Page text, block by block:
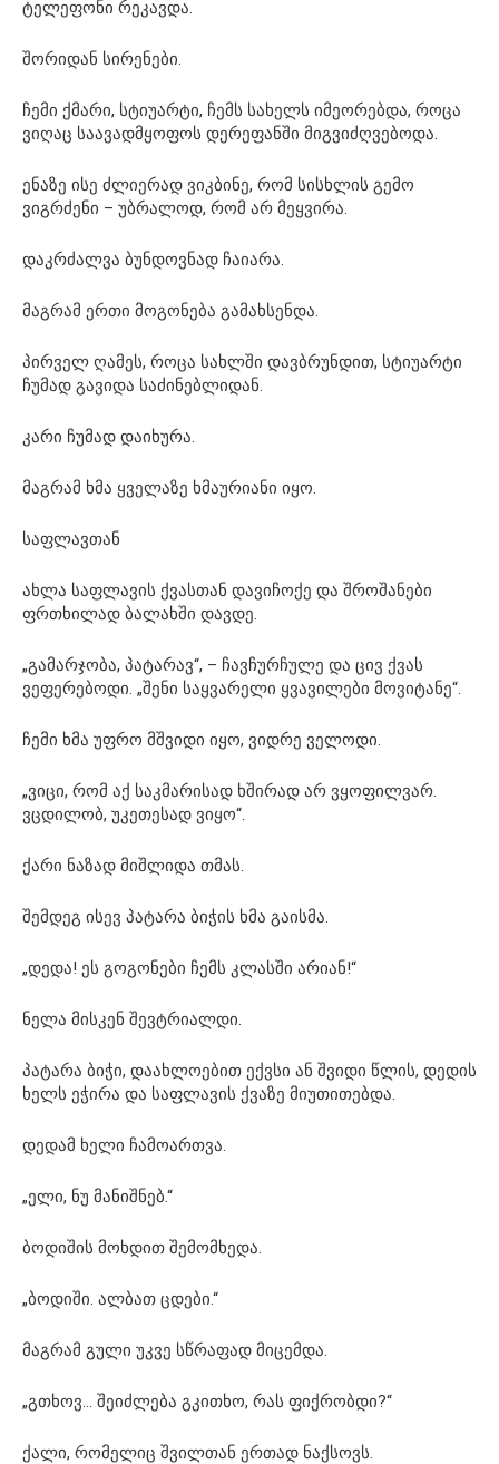
ტელეფონი რეკავდა.
შორიდან სირენები.
ჩემი ქმარი, სტიუარტი, ჩემს სახელს იმეორებდა, როცა
ვიღაც საავადმყოფოს დერეფანში მიგვიძღვებოდა.
ენაზე ისე ძლიერად ვიკბინე, რომ სისხლის გემო
ვიგრძენი – უბრალოდ, რომ არ მეყვირა.
დაკრძალვა ბუნდოვნად ჩაიარა.
მაგრამ ერთი მოგონება გამახსენდა.
პირველ ღამეს, როცა სახლში დავბრუნდით, სტიუარტი
ჩუმად გავიდა საძინებლიდან.
კარი ჩუმად დაიხურა.
მაგრამ ხმა ყველაზე ხმაურიანი იყო.
საფლავთან
ახლა საფლავის ქვასთან დავიჩოქე და შროშანები
ფრთხილად ბალახში დავდე.
„გამარჯობა, პატარავ“, – ჩავჩურჩულე და ცივ ქვას
ვეფერებოდი. „შენი საყვარელი ყვავილები მოვიტანე“.
ჩემი ხმა უფრო მშვიდი იყო, ვიდრე ველოდი.
„ვიცი, რომ აქ საკმარისად ხშირად არ ვყოფილვარ.
ვცდილობ, უკეთესად ვიყო“.
ქარი ნაზად მიშლიდა თმას.
შემდეგ ისევ პატარა ბიჭის ხმა გაისმა.
„დედა! ეს გოგონები ჩემს კლასში არიან!“
ნელა მისკენ შევტრიალდი.
პატარა ბიჭი, დაახლოებით ექვსი ან შვიდი წლის, დედის
ხელს ეჭირა და საფლავის ქვაზე მიუთითებდა.
დედამ ხელი ჩამოართვა.
„ელი, ნუ მანიშნებ.“
ბოდიშის მოხდით შემომხედა.
„ბოდიში. ალბათ ცდები.“
მაგრამ გული უკვე სწრაფად მიცემდა.
„გთხოვ… შეიძლება გკითხო, რას ფიქრობდი?“
ქალი, რომელიც შვილთან ერთად ნაქსოვს.